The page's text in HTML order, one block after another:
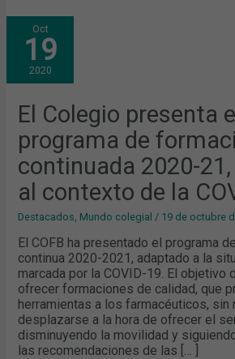
Oct
19
2020
El Colegio presenta el
programa de
continuada 2020-
al contexto de la
Destacados Mundo colegial / 19 de octubre
El COFB ha presentado el programa
continua 2020-2021, adaptado a la
marcada por la COVID-19. El objetivo
ofrecer formaciones de calidad, que
herramientas a los farmacéuticos, sin
desplazarse a la hora de ofrecer el
disminuyendo la movilidad y
las recomendaciones de las [… ]
EL
COLEGIO
PRESENTA
EL
PROGRAMA
DE
FORMACIÓN
2020-
21,
ADAPTADO
AL
CONTEXTO
LA
COVID-
19